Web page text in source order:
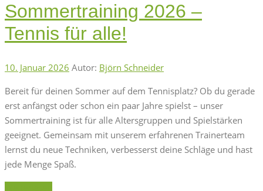
Sommertraining 2026 –
Tennis für alle!
10. Januar 2026 Autor: Björn Schneider
Bereit für deinen Sommer auf dem Tennisplatz? Ob du gerade
erst anfängst oder schon ein paar Jahre spielst – unser
Sommertraining ist für alle Altersgruppen und Spielstärken
geeignet. Gemeinsam mit unserem erfahrenen Trainerteam
lernst du neue Techniken, verbesserst deine Schläge und hast
jede Menge Spaß.